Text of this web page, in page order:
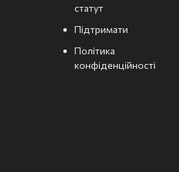
статут
Підтримати
Політика
конфіденційності